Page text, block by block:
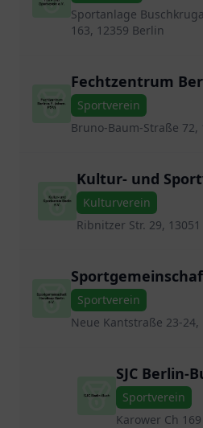
Sportanlage
163, 12359 Berlin
Fechtzentrum
PSV)
Sportverein
Bruno-Baum-Straße 72,
Kultur- und
Kulturverein
Ribnitzer Str. 29,
e.V.
Sportverein
Neue Kantstraße 23-24,
SJC Berlin-
Sportverein
Karower Ch